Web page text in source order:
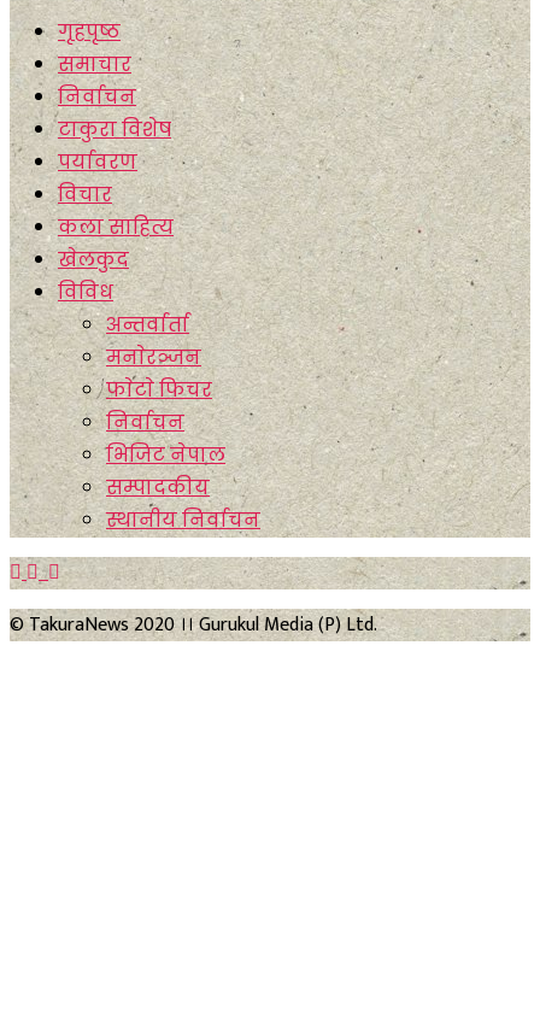
गृहपृष्ठ
समाचार
निर्वाचन
टाकुरा विशेष
पर्यावरण
विचार
कला साहित्य
खेलकुद
विविध
अन्तर्वार्ता
मनाेरञ्जन
फाेटाे फिचर
निर्वाचन
भिजिट नेपाल
सम्पादकीय
स्थानीय निर्वाचन
© TakuraNews 2020 ।। Gurukul Media (P) Ltd.